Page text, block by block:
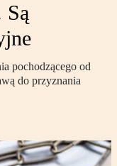
Są
pochodzącego od
do przyznania